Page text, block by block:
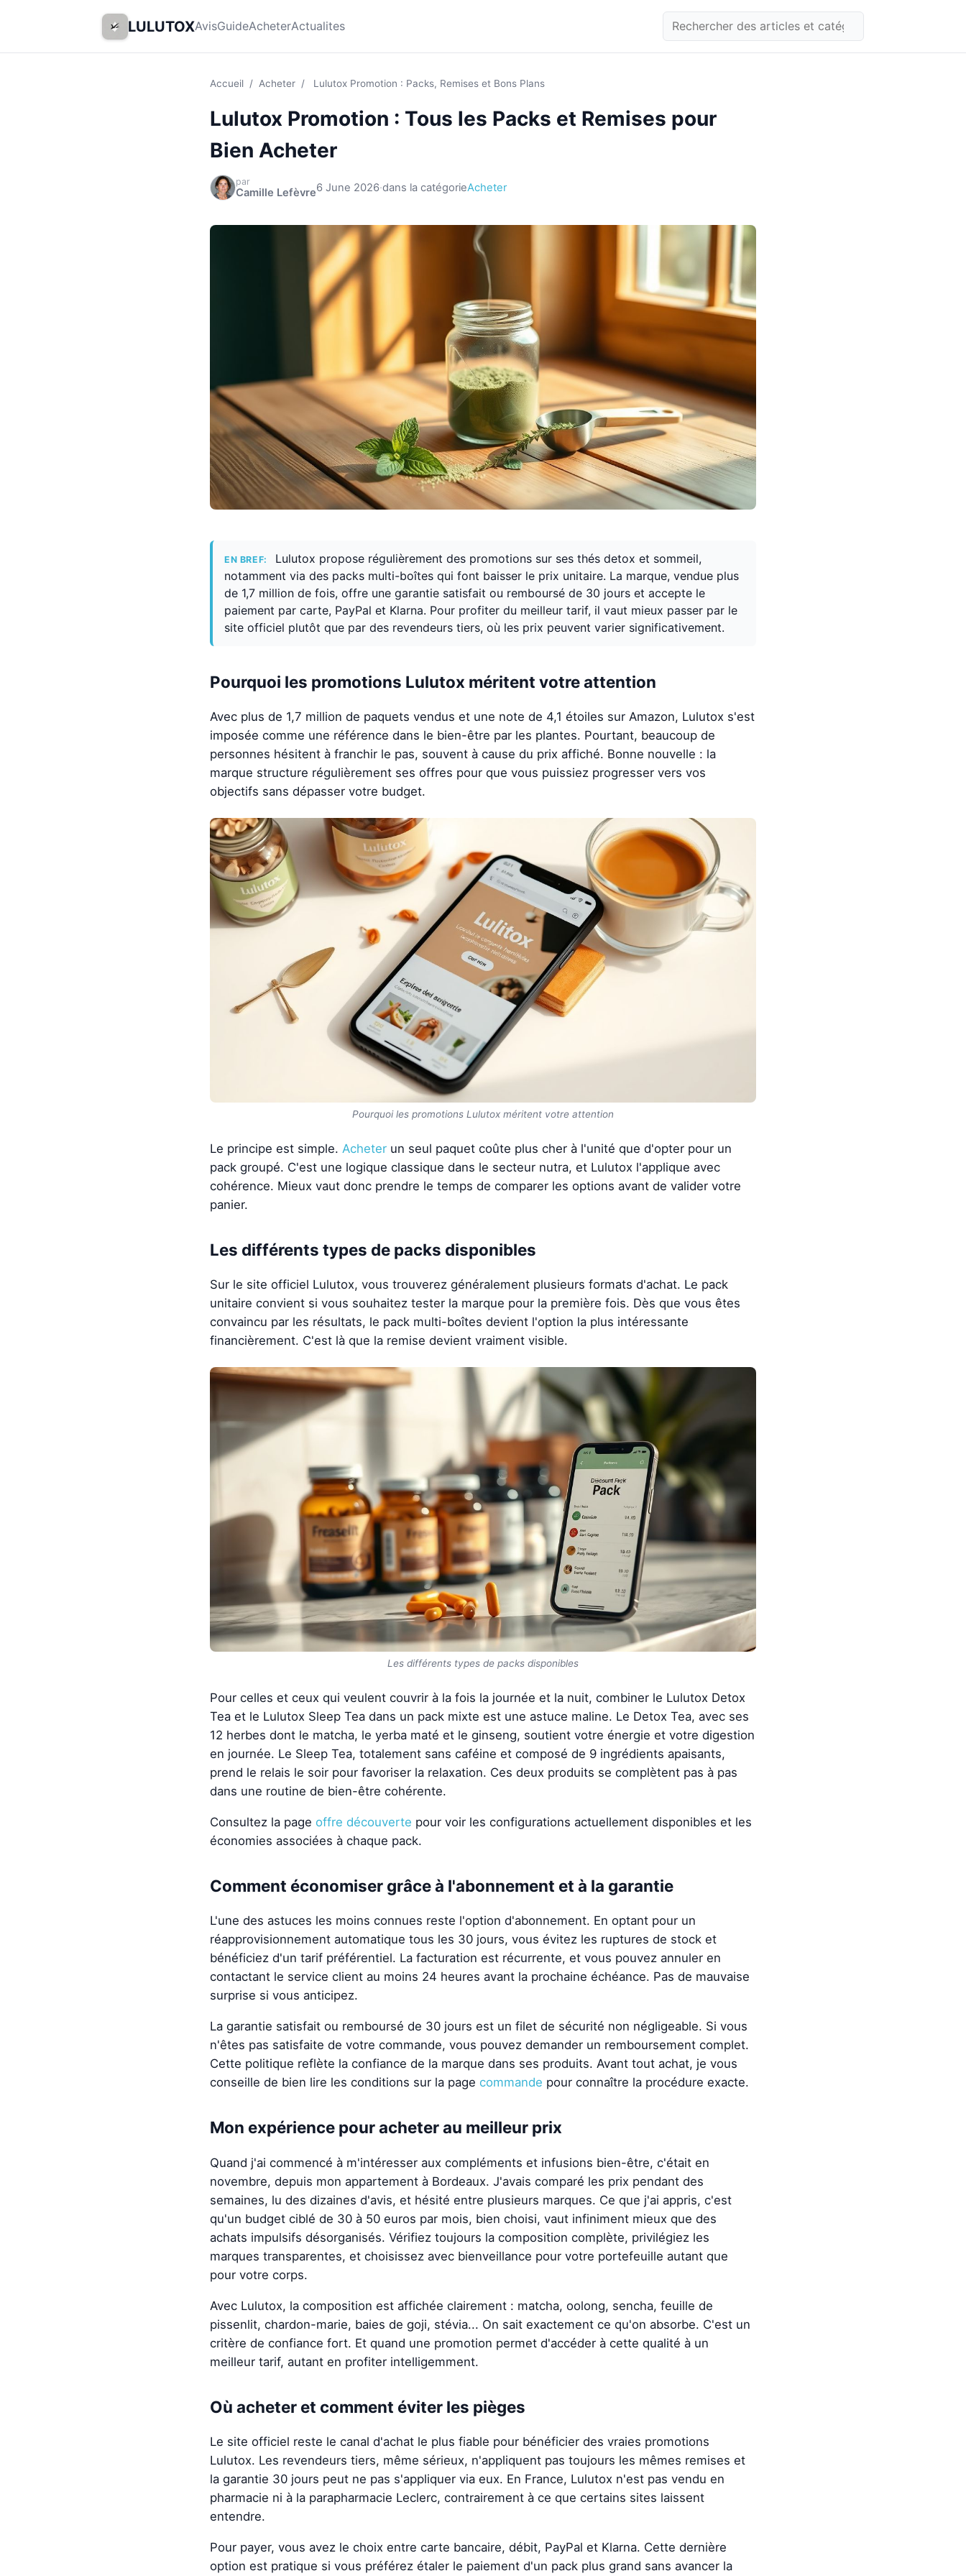
LULUTOXAvisGuideAcheterActualites
Accueil / Acheter / Lulutox Promotion : Packs, Remises et Bons Plans
Lulutox Promotion : Tous les Packs et Remises pour
Bien Acheter
par
Camille Lefèvre6 June 2026·dans la catégorieAcheter
EN BREF:
Lulutox propose régulièrement des promotions sur ses thés detox et sommeil,
notamment via des packs multi-boîtes qui font baisser le prix unitaire. La marque, vendue plus
de 1,7 million de fois, offre une garantie satisfait ou remboursé de 30 jours et accepte le
paiement par carte, PayPal et Klarna. Pour profiter du meilleur tarif, il vaut mieux passer par le
site officiel plutôt que par des revendeurs tiers, où les prix peuvent varier significativement.
Pourquoi les promotions Lulutox méritent votre attention
Avec plus de 1,7 million de paquets vendus et une note de 4,1 étoiles sur Amazon, Lulutox s'est
imposée comme une référence dans le bien-être par les plantes. Pourtant, beaucoup de
personnes hésitent à franchir le pas, souvent à cause du prix affiché. Bonne nouvelle : la
marque structure régulièrement ses offres pour que vous puissiez progresser vers vos
objectifs sans dépasser votre budget.
Pourquoi les promotions Lulutox méritent votre attention
Le principe est simple. Acheter un seul paquet coûte plus cher à l'unité que d'opter pour un
pack groupé. C'est une logique classique dans le secteur nutra, et Lulutox l'applique avec
cohérence. Mieux vaut donc prendre le temps de comparer les options avant de valider votre
panier.
Les différents types de packs disponibles
Sur le site officiel Lulutox, vous trouverez généralement plusieurs formats d'achat. Le pack
unitaire convient si vous souhaitez tester la marque pour la première fois. Dès que vous êtes
convaincu par les résultats, le pack multi-boîtes devient l'option la plus intéressante
financièrement. C'est là que la remise devient vraiment visible.
Les différents types de packs disponibles
Pour celles et ceux qui veulent couvrir à la fois la journée et la nuit, combiner le Lulutox Detox
Tea et le Lulutox Sleep Tea dans un pack mixte est une astuce maline. Le Detox Tea, avec ses
12 herbes dont le matcha, le yerba maté et le ginseng, soutient votre énergie et votre digestion
en journée. Le Sleep Tea, totalement sans caféine et composé de 9 ingrédients apaisants,
prend le relais le soir pour favoriser la relaxation. Ces deux produits se complètent pas à pas
dans une routine de bien-être cohérente.
Consultez la page offre découverte pour voir les configurations actuellement disponibles et les
économies associées à chaque pack.
Comment économiser grâce à l'abonnement et à la garantie
L'une des astuces les moins connues reste l'option d'abonnement. En optant pour un
réapprovisionnement automatique tous les 30 jours, vous évitez les ruptures de stock et
bénéficiez d'un tarif préférentiel. La facturation est récurrente, et vous pouvez annuler en
contactant le service client au moins 24 heures avant la prochaine échéance. Pas de mauvaise
surprise si vous anticipez.
La garantie satisfait ou remboursé de 30 jours est un filet de sécurité non négligeable. Si vous
n'êtes pas satisfaite de votre commande, vous pouvez demander un remboursement complet.
Cette politique reflète la confiance de la marque dans ses produits. Avant tout achat, je vous
conseille de bien lire les conditions sur la page commande pour connaître la procédure exacte.
Mon expérience pour acheter au meilleur prix
Quand j'ai commencé à m'intéresser aux compléments et infusions bien-être, c'était en
novembre, depuis mon appartement à Bordeaux. J'avais comparé les prix pendant des
semaines, lu des dizaines d'avis, et hésité entre plusieurs marques. Ce que j'ai appris, c'est
qu'un budget ciblé de 30 à 50 euros par mois, bien choisi, vaut infiniment mieux que des
achats impulsifs désorganisés. Vérifiez toujours la composition complète, privilégiez les
marques transparentes, et choisissez avec bienveillance pour votre portefeuille autant que
pour votre corps.
Avec Lulutox, la composition est affichée clairement : matcha, oolong, sencha, feuille de
pissenlit, chardon-marie, baies de goji, stévia... On sait exactement ce qu'on absorbe. C'est un
critère de confiance fort. Et quand une promotion permet d'accéder à cette qualité à un
meilleur tarif, autant en profiter intelligemment.
Où acheter et comment éviter les pièges
Le site officiel reste le canal d'achat le plus fiable pour bénéficier des vraies promotions
Lulutox. Les revendeurs tiers, même sérieux, n'appliquent pas toujours les mêmes remises et
la garantie 30 jours peut ne pas s'appliquer via eux. En France, Lulutox n'est pas vendu en
pharmacie ni à la parapharmacie Leclerc, contrairement à ce que certains sites laissent
entendre.
Pour payer, vous avez le choix entre carte bancaire, débit, PayPal et Klarna. Cette dernière
option est pratique si vous préférez étaler le paiement d'un pack plus grand sans avancer la